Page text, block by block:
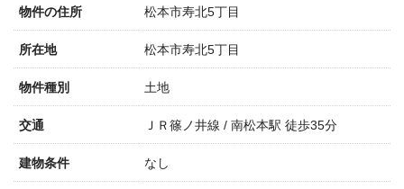
物件の住所 松本市寿北5丁目
所在地 松本市寿北5丁目
物件種別 土地
交通 ＪＲ篠ノ井線 / 南松本駅 徒歩35分
建物条件 なし